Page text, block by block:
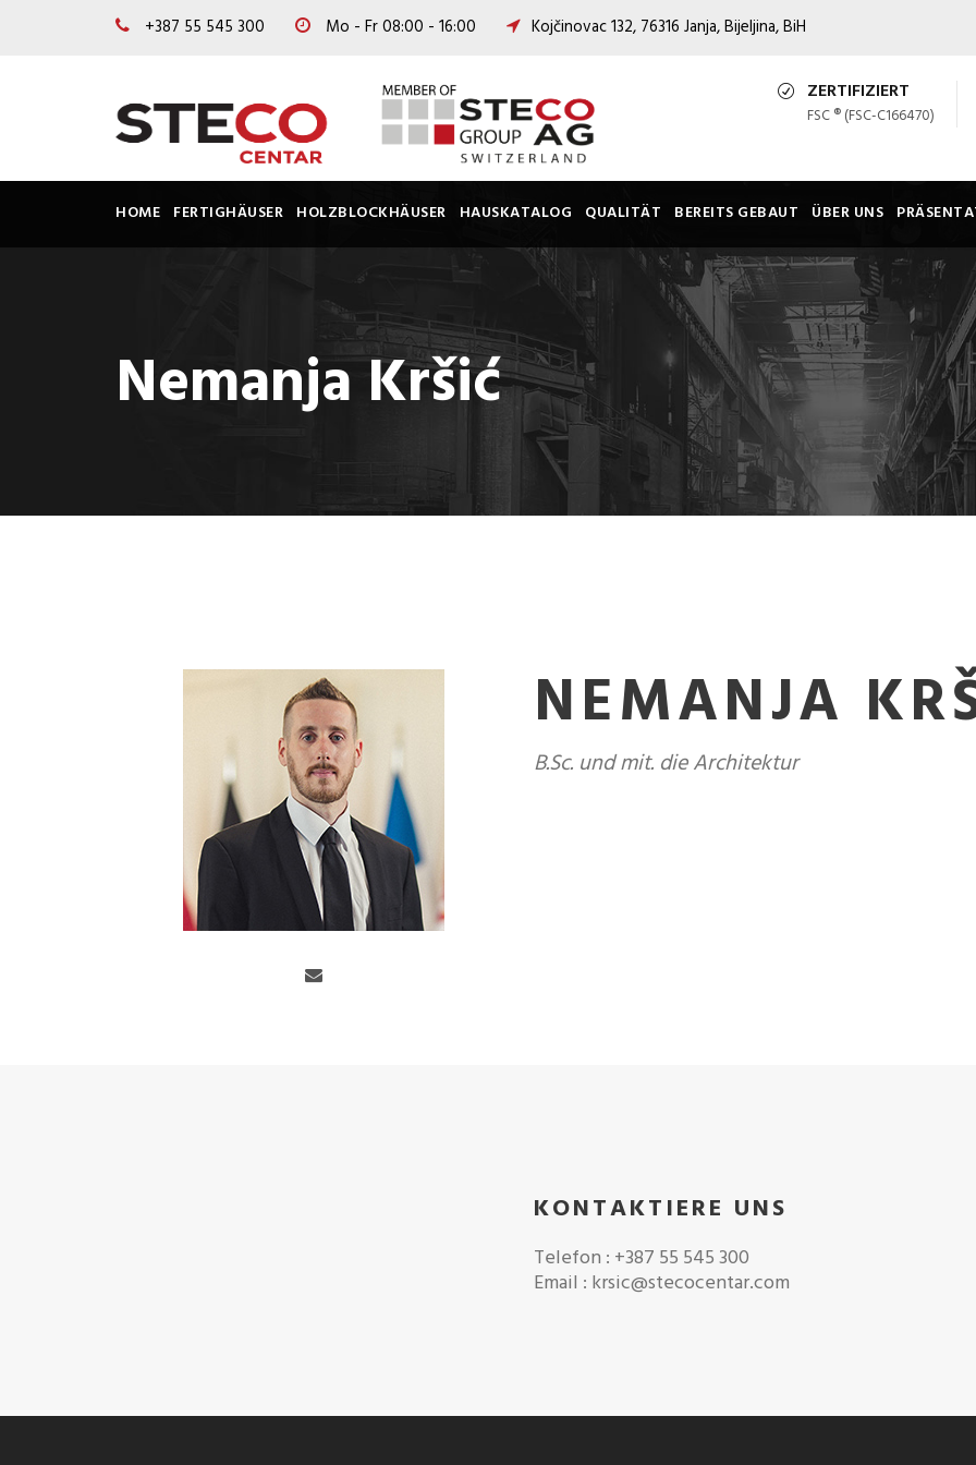
+387 55 545 300 Mo - Fr 08:00 - 16:00 Kojčinovac 132, 76316 Janja, Bijeljina, BiH
ZERTIFIZIERT
FSC ® (FSC-C166470)
HOME FERTIGHÄUSER HOLZBLOCKHÄUSER HAUSKATALOG QUALITÄT BEREITS GEBAUT ÜBER UNS
Nemanja Kršić
NEMANJA
B.Sc. und mit. die Architektur
KONTAKTIERE UNS
Telefon : +387 55 545 300
Email : krsic@stecocentar.com